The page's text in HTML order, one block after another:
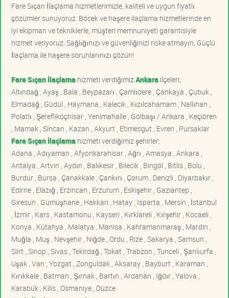
Fare Sıçan İlaçlama hizmetlerimizle, kaliteli ve uygun fiyatlı
çözümler sunuyoruz. Böcek ve haşere ilaçlama hizmetlerinde en
iyi ekipman ve tekniklerle, müşteri memnuniyeti garantisiyle
hizmet veriyoruz. Sağlığınızı ve güvenliğinizi riske atmayın, Güçlü
İlaçlama ile haşere sorunlarınızı çözün!
Fare Sıçan İlaçlama hizmeti verdiğimiz Ankara ilçeleri;
Altındağ , Ayaş , Bala , Beypazarı , Çamlıdere , Çankaya , Çubuk ,
Elmadağ , Güdül , Haymana , Kalecik , Kızılcahamam , Nallıhan ,
Polatlı , Şereflikoçhisar , Yenimahalle , Gölbaşı / Ankara , Keçiören
, Mamak , Sincan , Kazan , Akyurt , Etimesgut , Evren , Pursaklar
Fare Sıçan İlaçlama hizmeti verdiğimiz şehirler;
Adana , Adıyaman , Afyonkarahisar , Ağrı , Amasya , Ankara ,
Antalya , Artvin , Aydın , Balıkesir , Bilecik , Bingöl , Bitlis , Bolu ,
Burdur , Bursa , Çanakkale , Çankırı , Çorum , Denizli , Diyarbakır ,
Edirne , Elazığ , Erzincan , Erzurum , Eskişehir , Gaziantep ,
Giresun , Gümüşhane , Hakkari , Hatay , Isparta , Mersin , İstanbul
, İzmir , Kars , Kastamonu , Kayseri , Kırklareli , Kırşehir , Kocaeli ,
Konya , Kütahya , Malatya , Manisa , Kahramanmaraş , Mardin ,
Muğla , Muş , Nevşehir , Niğde , Ordu , Rize , Sakarya , Samsun ,
Siirt , Sinop , Sivas , Tekirdağ , Tokat , Trabzon , Tunceli , Şanlıurfa ,
Uşak , Van , Yozgat , Zonguldak , Aksaray , Bayburt , Karaman ,
Kırıkkale , Batman , Şırnak , Bartın , Ardahan , Iğdır , Yalova ,
Karabük , Kilis , Osmaniye , Düzce